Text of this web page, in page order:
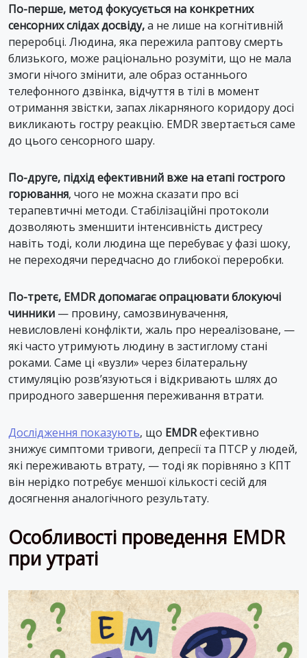
По-перше, метод фокусується на конкретних
сенсорних слідах досвіду,а не лише на когнітивній
переробці. Людина, яка пережила раптову смерть
близького, може раціонально розуміти, що не мала
змоги нічого змінити, але образ останнього
телефонного дзвінка, відчуття в тілі в момент
отримання звістки, запах лікарняного коридору досі
викликають гостру реакцію. EMDR звертається саме
до цього сенсорного шару.
По-друге, підхід ефективний вже на етапі гострого
горювання, чого не можна сказати про всі
терапевтичні методи. Стабілізаційні протоколи
дозволяють зменшити інтенсивність дистресу
навіть тоді, коли людина ще перебуває у фазі шоку,
не переходячи передчасно до глибокої переробки.
По-третє, EMDR допомагає опрацювати блокуючі
чинники — провину, самозвинувачення,
невисловлені конфлікти, жаль про нереалізоване, —
які часто утримують людину в застиглому стані
роками. Саме ці «вузли» через білатеральну
стимуляцію розв’язуються і відкривають шлях до
природного завершення переживання втрати.
Дослідження показують, що EMDRефективно
знижує симптоми тривоги, депресії та ПТСР у людей,
які переживають втрату, — тоді як порівняно з КПТ
він нерідко потребує меншої кількості сесій для
досягнення аналогічного результату.
Особливості проведення EMDR
при утраті